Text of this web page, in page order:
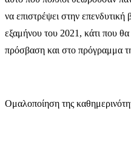
να επιστρέψει στην
εξαμήνου του 2021, κάτι που θα
πρόσβαση και στο πρόγραμμα
Ομαλοποίηση της